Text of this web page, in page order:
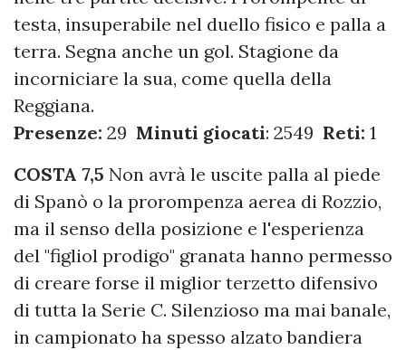
testa, insuperabile nel duello fisico e palla a
terra. Segna anche un gol. Stagione da
incorniciare la sua, come quella della
Reggiana.
Presenze: 29 Minuti giocati: 2549 Reti: 1
COSTA 7,5 Non avrà le uscite palla al piede
di Spanò o la prorompenza aerea di Rozzio,
ma il senso della posizione e l'esperienza
del "figliol prodigo" granata hanno permesso
di creare forse il miglior terzetto difensivo
di tutta la Serie C. Silenzioso ma mai banale,
in campionato ha spesso alzato bandiera